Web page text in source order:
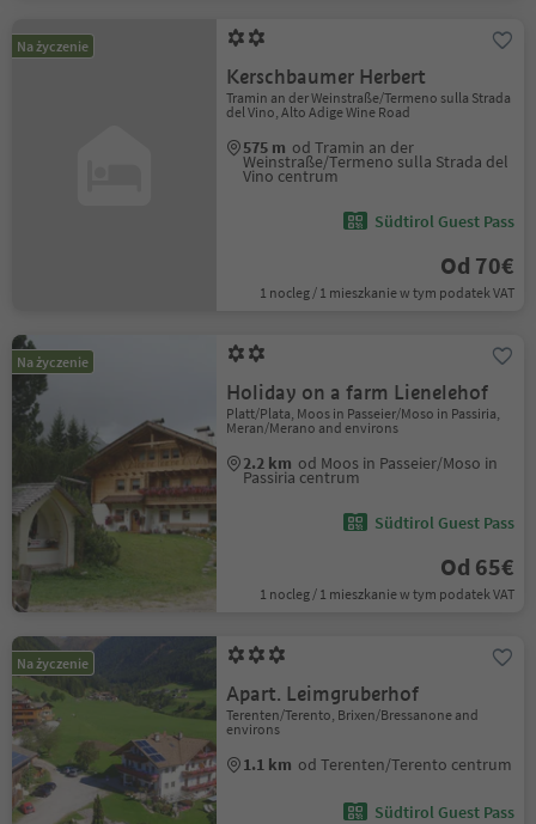
Na życzenie
Kerschbaumer Herbert
Tramin an der Weinstraße/Termeno sulla Strada
del Vino, Alto Adige Wine Road
575 m od Tramin an der
Weinstraße/Termeno sulla Strada del
Vino centrum
Südtirol Guest Pass
Od 70€
1 nocleg / 1 mieszkanie w tym podatek VAT
Na życzenie
Holiday on a farm Lienelehof
Platt/Plata, Moos in Passeier/Moso in Passiria,
Meran/Merano and environs
2.2 km od Moos in Passeier/Moso in
Passiria centrum
Südtirol Guest Pass
Od 65€
1 nocleg / 1 mieszkanie w tym podatek VAT
Na życzenie
Apart. Leimgruberhof
Terenten/Terento, Brixen/Bressanone and
environs
1.1 km od Terenten/Terento centrum
Südtirol Guest Pass